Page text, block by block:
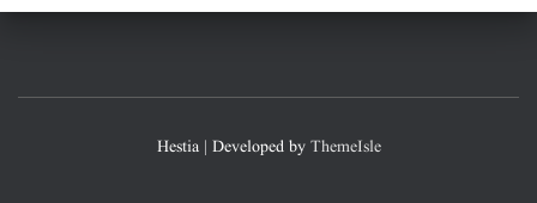
Hestia | Developed by ThemeIsle